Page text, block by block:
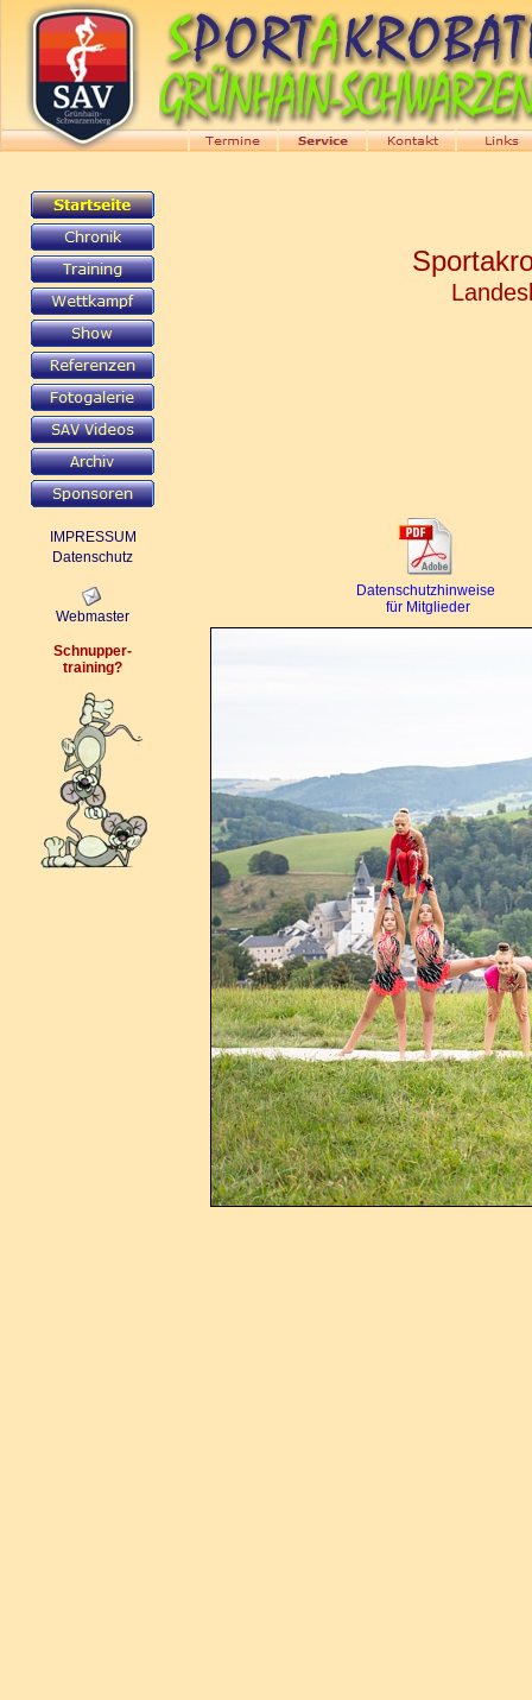
IMPRESSUM
Datenschutz
Webmaster
Schnupper-
training?
Datenschutzhinweise
für Mitglieder